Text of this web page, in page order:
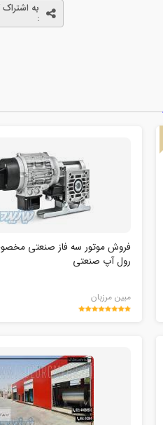
به
:
فروش موتور سه فاز صنعتی
رول آپ صنعتی
مبین مرزبان